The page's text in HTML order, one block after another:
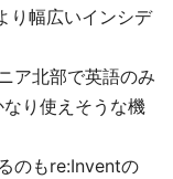
り幅広いインシデ
ア北部で英語のみ
り使えそうな機
のもre:Inventの